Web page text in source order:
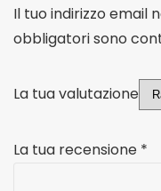
Il tuo indirizzo email
obbligatori sono
La tua valutazione
La tua recensione *